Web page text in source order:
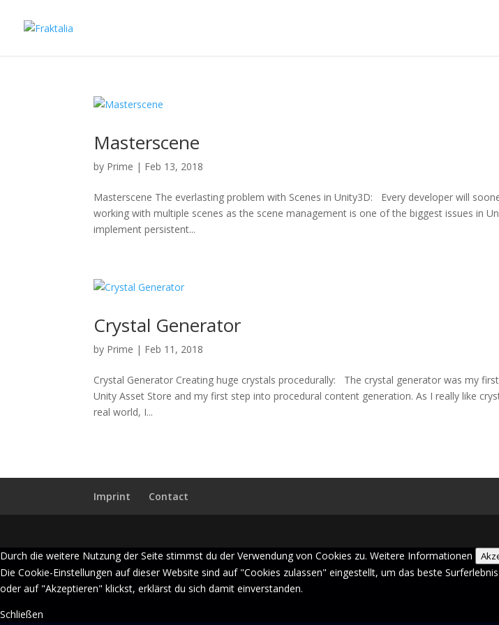
Masterscene
by Prime | Feb 13, 2018
Masterscene The everlasting problem with Scenes in Unity3D: Every developer will
working with multiple scenes as the scene management is one of the biggest issues in
implement persistent...
Crystal Generator
by Prime | Feb 11, 2018
Crystal Generator Creating huge crystals procedurally: The crystal generator was my
Unity Asset Store and my first step into procedural content generation. As I really like
real world, I...
Imprint Contact
Durch die weitere Nutzung der Seite stimmst du der Verwendung von Cookies zu. Weitere Informationen
Die Cookie-Einstellungen auf dieser Website sind auf "Cookies zulassen" eingestellt, um das beste
oder auf "Akzeptieren" klickst, erklärst du sich damit einverstanden.
Schließen